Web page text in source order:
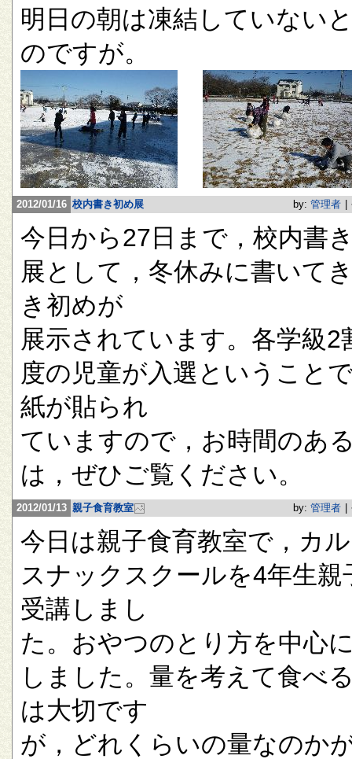
明日の朝は凍結していない
のですが。
2012/01/16 校内書き初め展 by: 管理者
今日から27日まで，校内書
展として，冬休みに書いて
き初めが
展示されています。各学級2
度の児童が入選ということ
紙が貼られ
ていますので，お時間のあ
は，ぜひご覧ください。
2012/01/13 親子食育教室 by: 管理者
今日は親子食育教室で，カ
スナックスクールを4年生親
受講しまし
た。おやつのとり方を中心
しました。量を考えて食べ
は大切です
が，どれくらいの量なのか